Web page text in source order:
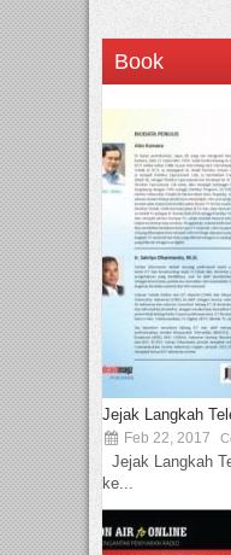
Book
Jejak Langkah
Feb 22, 2017
Jejak Langkah
ke...